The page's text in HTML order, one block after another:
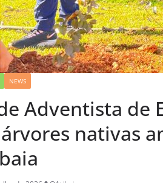
NEWS
Adventista de
nativas